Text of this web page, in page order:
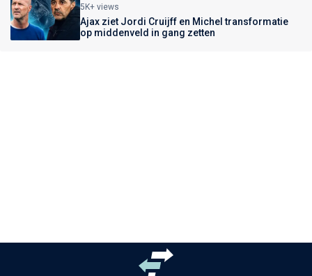
5K+ views
Ajax ziet Jordi Cruijff en Michel transformatie
op middenveld in gang zetten